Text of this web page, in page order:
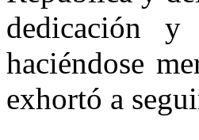
dedicación y
haciéndose
exhortó a